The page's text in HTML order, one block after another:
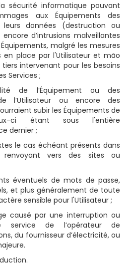
sécurité informatique pouvant
aux Équipements des
données (destruction ou
d’intrusions malveillantes
malgré les mesures
en place par l'Utilisateur et mão
intervenant pour les besoins
Services ;
de l’Équipement ou des
l’Utilisateur ou encore des
subir les Équipements de
ci étant sous l'entière
dernier ;
le cas échéant présents dans
vers des sites ou
éventuels de mots de passe,
et plus généralement de toute
sensible pour l'Utilisateur ;
causé par une interruption ou
service de l’opérateur de
du fournisseur d’électricité, ou